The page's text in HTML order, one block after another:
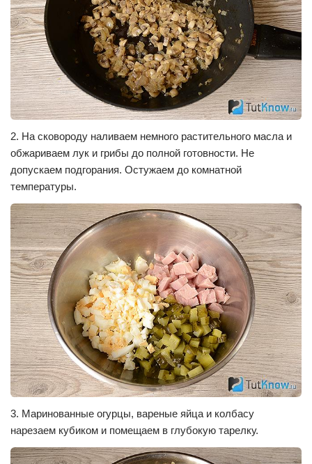
2. На сковороду наливаем немного растительного масла и
обжариваем лук и грибы до полной готовности. Не
допускаем подгорания. Остужаем до комнатной
температуры.
3. Маринованные огурцы, вареные яйца и колбасу
нарезаем кубиком и помещаем в глубокую тарелку.